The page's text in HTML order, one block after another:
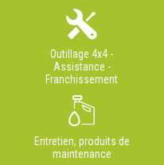
Outillage 4x4 -
Assistance -
Franchissement
Entretien, produits de
maintenance